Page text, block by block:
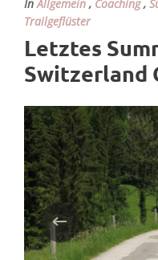
In Allgemein , Coaching,
Trailgeflüster
Letztes
Switzerland